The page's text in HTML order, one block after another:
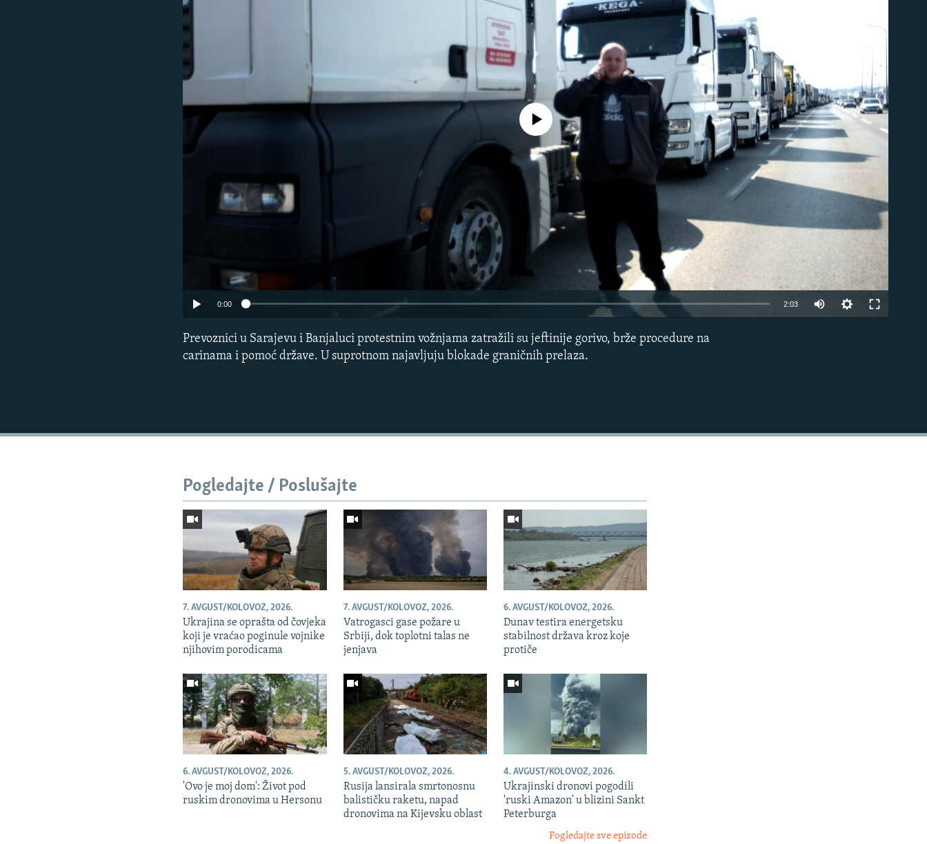
Auto
1080p
No media source currently available
0:00 2:03
Prevoznici u Sarajevu i Banjaluci protestnim vožnjama zatražili su jeftinije gorivo, brže procedure na
carinama i pomoć države. U suprotnom najavljuju blokade graničnih prelaza.
Pogledajte / Poslušajte
7. AVGUST/KOLOVOZ, 2026.
Ukrajina se oprašta od čovjeka
koji je vraćao poginule vojnike
njihovim porodicama
7. AVGUST/KOLOVOZ, 2026.
Vatrogasci gase požare u
Srbiji, dok toplotni talas ne
jenjava
6. AVGUST/KOLOVOZ, 2026.
Dunav testira energetsku
stabilnost država kroz koje
protiče
6. AVGUST/KOLOVOZ, 2026.
'Ovo je moj dom': Život pod
ruskim dronovima u Hersonu
5. AVGUST/KOLOVOZ, 2026.
Rusija lansirala smrtonosnu
balističku raketu, napad
dronovima na Kijevsku oblast
4. AVGUST/KOLOVOZ, 2026.
Ukrajinski dronovi pogodili
'ruski Amazon' u blizini Sankt
Peterburga
Pogledajte sve epizode